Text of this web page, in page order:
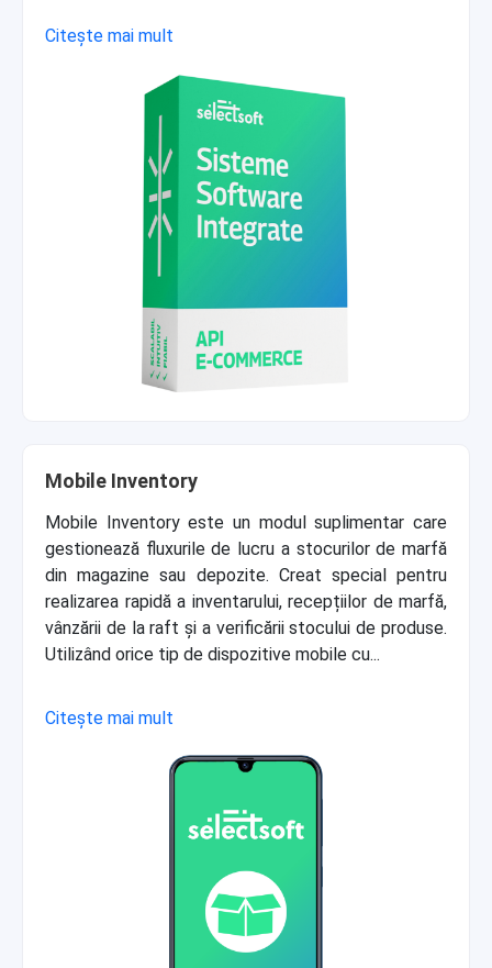
Citește mai mult
Mobile Inventory
Mobile Inventory este un modul suplimentar care
gestionează fluxurile de lucru a stocurilor de marfă
din magazine sau depozite. Creat special pentru
realizarea rapidă a inventarului, recepțiilor de marfă,
vânzării de la raft și a verificării stocului de produse.
Utilizând orice tip de dispozitive mobile cu...
Citește mai mult